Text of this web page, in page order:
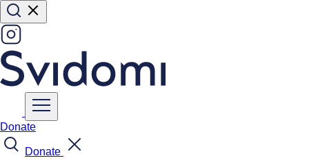
Donate
Donate